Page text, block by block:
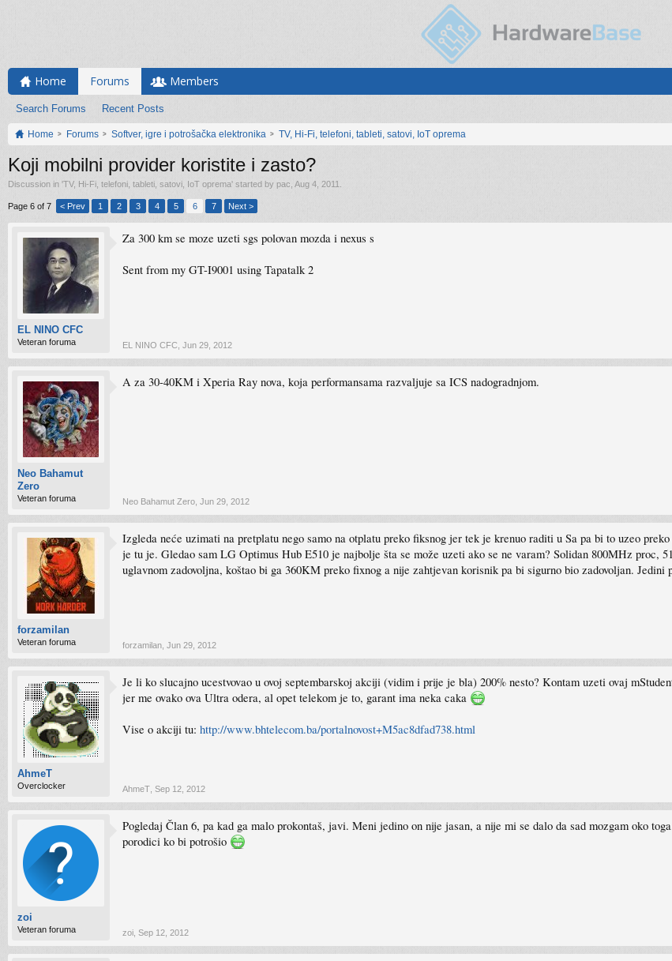
Home Forums
Search Forums Recent Posts
Members
Home Forums Softver, igre i potrošačka elektronika TV, Hi-Fi, telefoni, tableti, satovi, IoT oprema
Koji mobilni provider koristite i zasto?
Discussion in 'TV, Hi-Fi, telefoni, tableti, satovi, IoT oprema' started by pac Aug 4, 2011
Page 6 of 7 < Prev 1 2 3 4 5 6 7 Next >
EL NINO CFC
Veteran foruma
Za 300 km se moze uzeti sgs polovan mozda i nexus s
Sent from my GT-I9001 using Tapatalk 2
EL NINO CFC Jun 29, 2012
Neo Bahamut
Zero
Veteran foruma
A za 30-40KM i Xperia Ray nova, koja performansama razvaljuje sa ICS nadogradnjom.
Neo Bahamut Zero Jun 29, 2012
forzamilan
Veteran foruma
Izgleda neće uzimati na pretplatu nego samo na otplatu preko fiksnog jer tek je krenuo raditi u Sa pa bi to uzeo
je tu je. Gledao sam LG Optimus Hub E510 je najbolje šta se može uzeti ako se ne varam? Solidan 800MHz
uglavnom zadovoljna, koštao bi ga 360KM preko fixnog a nije zahtjevan korisnik pa bi sigurno bio zadovoljan. Jedini
forzamilan Jun 29, 2012
AhmeT
Overclocker
Je li ko slucajno ucestvovao u ovoj septembarskoj akciji (vidim i prije je bla) 200% nesto? Kontam uzeti ovaj
jer me ovako ova Ultra odera, al opet telekom je to, garant ima neka caka
Vise o akciji tu: http://www.bhtelecom.ba/portalnovost+M5ac8dfad738.html
AhmeT Sep 12, 2012
zoi
Veteran foruma
Pogledaj Član 6, pa kad ga malo prokontaš, javi. Meni jedino on nije jasan, a nije mi se dalo da sad mozgam oko
porodici ko bi potrošio
zoi Sep 12, 2012